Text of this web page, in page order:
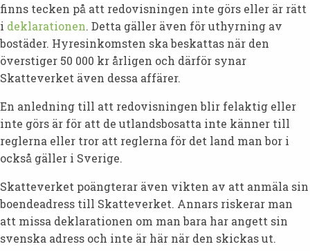
finns tecken på att redovisningen inte görs eller är rätt
i deklarationen. Detta gäller även för uthyrning av
bostäder. Hyresinkomsten ska beskattas när den
överstiger 50 000 kr årligen och därför synar
Skatteverket även dessa affärer.
En anledning till att redovisningen blir felaktig eller
inte görs är för att de utlandsbosatta inte känner till
reglerna eller tror att reglerna för det land man bor i
också gäller i Sverige.
Skatteverket poängterar även vikten av att anmäla sin
boendeadress till Skatteverket. Annars riskerar man
att missa deklarationen om man bara har angett sin
svenska adress och inte är här när den skickas ut.